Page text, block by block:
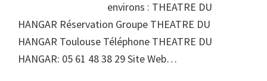
environs : THEATRE DU
HANGAR Réservation Groupe THEATRE DU
HANGAR Toulouse Téléphone THEATRE DU
HANGAR: 05 61 48 38 29 Site Web…